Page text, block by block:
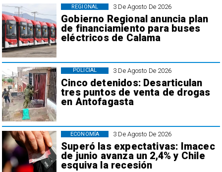
3 De Agosto De 2026
Gobierno Regional anuncia plan
de financiamiento para buses
eléctricos de Calama
REGIONAL
3 De Agosto De 2026
Cinco detenidos: Desarticulan
tres puntos de venta de drogas
en Antofagasta
POLICIAL
3 De Agosto De 2026
Superó las expectativas: Imacec
de junio avanza un 2,4% y Chile
esquiva la recesión
ECONOMÍA